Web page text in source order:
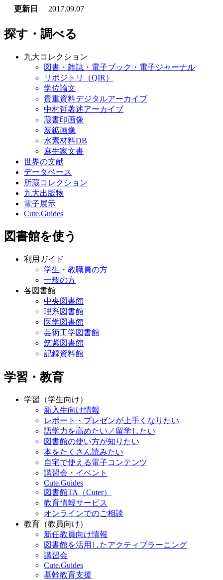
更新日
2017.09.07
探す・調べる
九大コレクション
図書・雑誌・電子ブック・電子ジャーナル
リポジトリ（QIR）
学位論文
貴重資料デジタルアーカイブ
中村哲著述アーカイブ
蔵書印画像
炭鉱画像
水素材料DB
麻生家文書
世界の文献
データベース
所蔵コレクション
九大出版物
電子展示
Cute.Guides
図書館を使う
利用ガイド
学生・教職員の方
一般の方
各図書館
中央図書館
理系図書館
医学図書館
芸術工学図書館
筑紫図書館
記録資料館
学習・教育
学習（学生向け）
新入生向け情報
レポート・プレゼンが上手くなりたい
語学力を高めたい／留学したい
図書館の使い方が知りたい
本をたくさん読みたい
自宅で使える電子コンテンツ
講習会・イベント
Cute.Guides
図書館TA（Cuter）
教育情報サービス
オンラインでのご相談
教育（教員向け）
新任教員向け情報
図書館を活用したアクティブラーニング
講習会
Cute.Guides
基幹教育支援